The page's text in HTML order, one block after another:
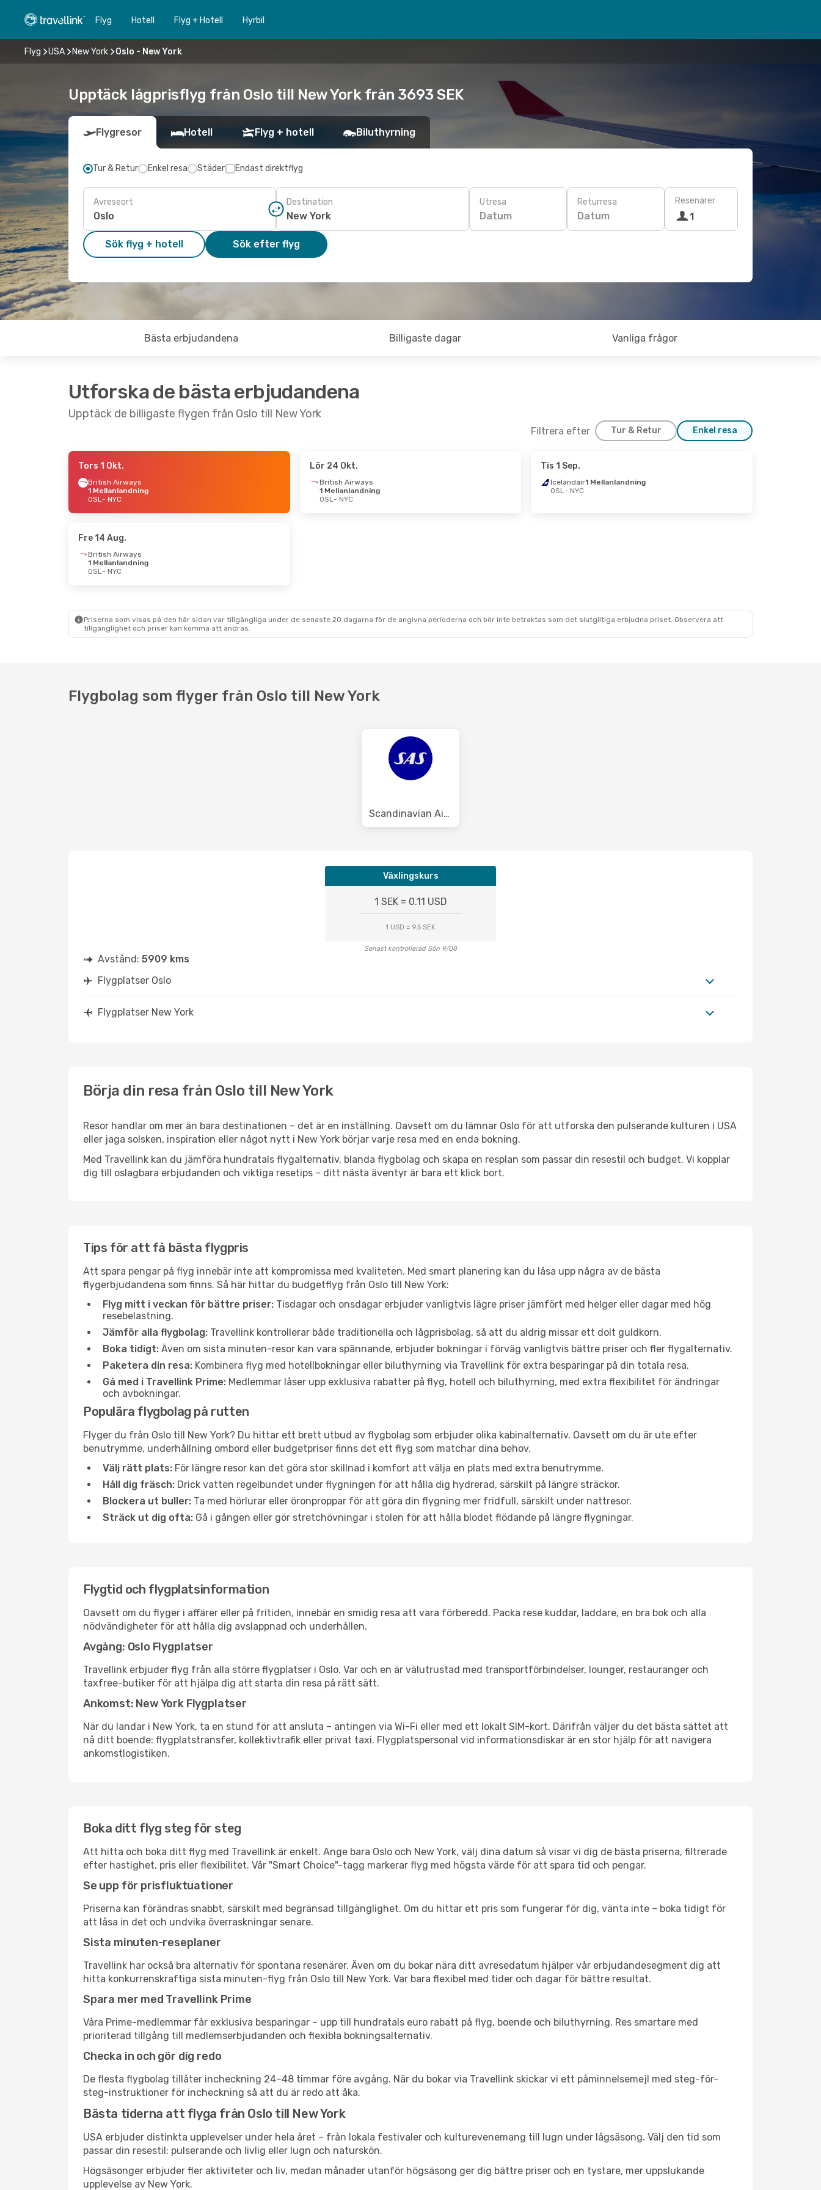
Flyg Hotell Flyg + Hotell Hyrbil
Flyg USA New York Oslo - New York
Upptäck lågprisflyg från Oslo till New York från 3693 SEK
Flygresor Hotell Flyg + hotell Biluthyrning
Tur & Retur Enkel resa Städer Endast direktflyg
Avreseort Destination Utresa
Datum
Returresa
Datum
Resenärer
1
Sök flyg + hotell Sök efter flyg
Bästa erbjudandena Billigaste dagar Vanliga frågor
Utforska de bästa erbjudandena
Upptäck de billigaste flygen från Oslo till New York
Filtrera efter Tur & Retur Enkel resa
- Mån 19 Okt.
1 Mellanlandning
1 Mellanlandning
1 Mellanlandning
1 Mellanlandning
1 Mellanlandning
- Sön 30 Aug.
Swiss International Air Lines
Tors 1 Okt.
British Airways
1 Mellanlandning
OSL- NYC
Lör 24 Okt.
British Airways
1 Mellanlandning
OSL- NYC
Tis 1 Sep.
Icelandair1 Mellanlandning
OSL- NYC
Fre 14 Aug.
British Airways
1 Mellanlandning
OSL- NYC
Priserna som visas på den här sidan var tillgängliga under de senaste 20 dagarna för de angivna perioderna och bör inte betraktas som det slutgiltiga erbjudna priset. Observera att
tillgänglighet och priser kan komma att ändras.
Flygbolag som flyger från Oslo till New York
Scandinavian Airlines
Växlingskurs
1 SEK = 0.11 USD
1 USD = 9.5 SEK
Senast kontrollerad Sön 9/08
Avstånd: 5909 kms
Flygplatser Oslo
Flygplatser New York
Börja din resa från Oslo till New York
Resor handlar om mer än bara destinationen – det är en inställning. Oavsett om du lämnar Oslo för att utforska den pulserande kulturen i USA
eller jaga solsken, inspiration eller något nytt i New York börjar varje resa med en enda bokning.
Med Travellink kan du jämföra hundratals flygalternativ, blanda flygbolag och skapa en resplan som passar din resestil och budget. Vi kopplar
dig till oslagbara erbjudanden och viktiga resetips – ditt nästa äventyr är bara ett klick bort.
Tips för att få bästa flygpris
Att spara pengar på flyg innebär inte att kompromissa med kvaliteten. Med smart planering kan du låsa upp några av de bästa
flygerbjudandena som finns. Så här hittar du budgetflyg från Oslo till New York:
Flyg mitt i veckan för bättre priser: Tisdagar och onsdagar erbjuder vanligtvis lägre priser jämfört med helger eller dagar med hög
resebelastning.
Jämför alla flygbolag: Travellink kontrollerar både traditionella och lågprisbolag, så att du aldrig missar ett dolt guldkorn.
Boka tidigt: Även om sista minuten-resor kan vara spännande, erbjuder bokningar i förväg vanligtvis bättre priser och fler flygalternativ.
Paketera din resa: Kombinera flyg med hotellbokningar eller biluthyrning via Travellink för extra besparingar på din totala resa.
Gå med i Travellink Prime: Medlemmar låser upp exklusiva rabatter på flyg, hotell och biluthyrning, med extra flexibilitet för ändringar
och avbokningar.
Populära flygbolag på rutten
Flyger du från Oslo till New York? Du hittar ett brett utbud av flygbolag som erbjuder olika kabinalternativ. Oavsett om du är ute efter
benutrymme, underhållning ombord eller budgetpriser finns det ett flyg som matchar dina behov.
Välj rätt plats: För längre resor kan det göra stor skillnad i komfort att välja en plats med extra benutrymme.
Håll dig fräsch: Drick vatten regelbundet under flygningen för att hålla dig hydrerad, särskilt på längre sträckor.
Blockera ut buller: Ta med hörlurar eller öronproppar för att göra din flygning mer fridfull, särskilt under nattresor.
Sträck ut dig ofta: Gå i gången eller gör stretchövningar i stolen för att hålla blodet flödande på längre flygningar.
Flygtid och flygplatsinformation
Oavsett om du flyger i affärer eller på fritiden, innebär en smidig resa att vara förberedd. Packa rese kuddar, laddare, en bra bok och alla
nödvändigheter för att hålla dig avslappnad och underhållen.
Avgång: Oslo Flygplatser
Travellink erbjuder flyg från alla större flygplatser i Oslo. Var och en är välutrustad med transportförbindelser, lounger, restauranger och
taxfree-butiker för att hjälpa dig att starta din resa på rätt sätt.
Ankomst: New York Flygplatser
När du landar i New York, ta en stund för att ansluta – antingen via Wi-Fi eller med ett lokalt SIM-kort. Därifrån väljer du det bästa sättet att
nå ditt boende: flygplatstransfer, kollektivtrafik eller privat taxi. Flygplatspersonal vid informationsdiskar är en stor hjälp för att navigera
ankomstlogistiken.
Boka ditt flyg steg för steg
Att hitta och boka ditt flyg med Travellink är enkelt. Ange bara Oslo och New York, välj dina datum så visar vi dig de bästa priserna, filtrerade
efter hastighet, pris eller flexibilitet. Vår "Smart Choice"-tagg markerar flyg med högsta värde för att spara tid och pengar.
Se upp för prisfluktuationer
Priserna kan förändras snabbt, särskilt med begränsad tillgänglighet. Om du hittar ett pris som fungerar för dig, vänta inte – boka tidigt för
att låsa in det och undvika överraskningar senare.
Sista minuten-reseplaner
Travellink har också bra alternativ för spontana resenärer. Även om du bokar nära ditt avresedatum hjälper vår erbjudandesegment dig att
hitta konkurrenskraftiga sista minuten-flyg från Oslo till New York. Var bara flexibel med tider och dagar för bättre resultat.
Spara mer med Travellink Prime
Våra Prime-medlemmar får exklusiva besparingar – upp till hundratals euro rabatt på flyg, boende och biluthyrning. Res smartare med
prioriterad tillgång till medlemserbjudanden och flexibla bokningsalternativ.
Checka in och gör dig redo
De flesta flygbolag tillåter incheckning 24–48 timmar före avgång. När du bokar via Travellink skickar vi ett påminnelsemejl med steg-för-
steg-instruktioner för incheckning så att du är redo att åka.
Bästa tiderna att flyga från Oslo till New York
USA erbjuder distinkta upplevelser under hela året – från lokala festivaler och kulturevenemang till lugn under lågsäsong. Välj den tid som
passar din resestil: pulserande och livlig eller lugn och naturskön.
Högsäsonger erbjuder fler aktiviteter och liv, medan månader utanför högsäsong ger dig bättre priser och en tystare, mer uppslukande
upplevelse av New York.